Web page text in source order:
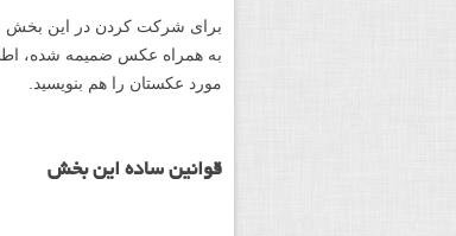
به همراه عکس ضمیمه شده،
مورد عکستان را هم بنویسید.
قوانین ساده این بخش